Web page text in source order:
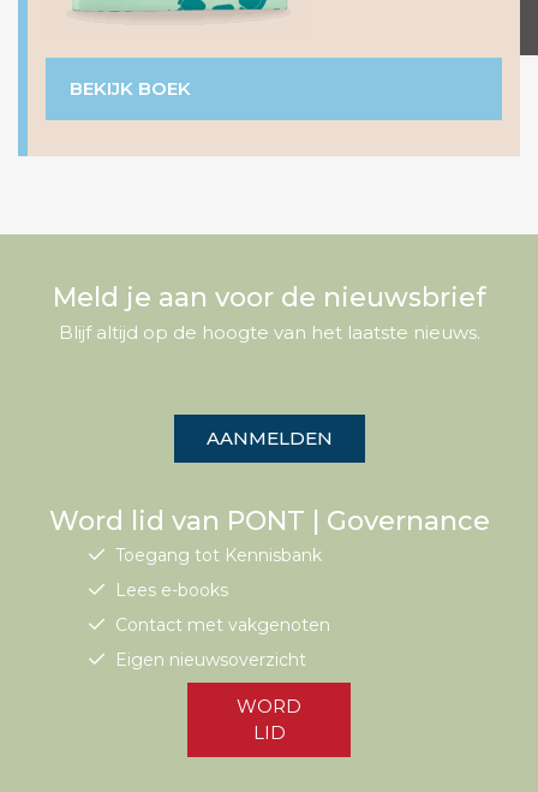
BEKIJK BOEK
Meld je aan voor de nieuwsbrief
Blijf altijd op de hoogte van het laatste nieuws.
AANMELDEN
Word lid van PONT | Governance
Toegang tot Kennisbank
Lees e-books
Contact met vakgenoten
Eigen nieuwsoverzicht
WORD
LID